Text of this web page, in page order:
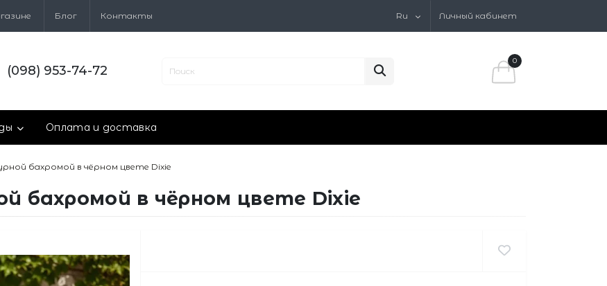
Блог Контакты Ru Личный кабинет
(098) 953-74-72
0
Оплата и доставка
бахромой в чёрном цвете Dixie
бахромой в чёрном цвете Dixie